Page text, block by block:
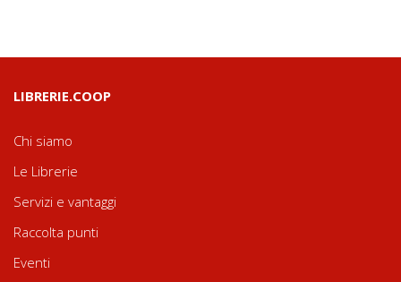
LIBRERIE.COOP
Chi siamo
Le Librerie
Servizi e vantaggi
Raccolta punti
Eventi